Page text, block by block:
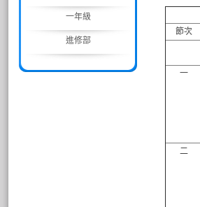
一年級
進修部
節次
一
二